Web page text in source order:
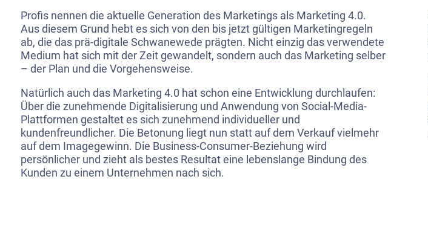
Profis nennen die aktuelle Generation des Marketings als Marketing 4.0.
Aus diesem Grund hebt es sich von den bis jetzt gültigen Marketingregeln
ab, die das prä-digitale Schwanewede prägten. Nicht einzig das verwendete
Medium hat sich mit der Zeit gewandelt, sondern auch das Marketing selber
– der Plan und die Vorgehensweise.
Natürlich auch das Marketing 4.0 hat schon eine Entwicklung durchlaufen:
Über die zunehmende Digitalisierung und Anwendung von Social-Media-
Plattformen gestaltet es sich zunehmend individueller und
kundenfreundlicher. Die Betonung liegt nun statt auf dem Verkauf vielmehr
auf dem Imagegewinn. Die Business-Consumer-Beziehung wird
persönlicher und zieht als bestes Resultat eine lebenslange Bindung des
Kunden zu einem Unternehmen nach sich.